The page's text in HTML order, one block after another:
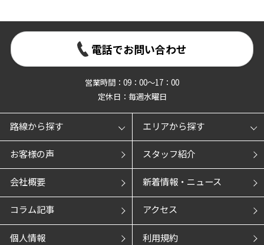
電話でお問い合わせ
営業時間：09：00～17：00
定休日：毎週水曜日
路線から探す エリアから探す
お客様の声 スタッフ紹介
会社概要 新着情報・ニュース
コラム記事 アクセス
個人情報 利用規約